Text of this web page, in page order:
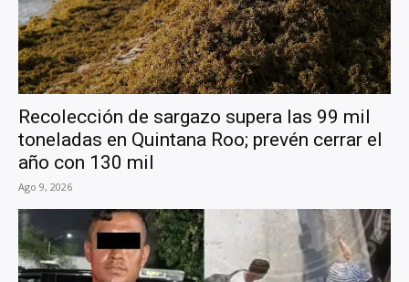
Recolección de sargazo supera las 99 mil
toneladas en Quintana Roo; prevén cerrar el
año con 130 mil
Ago 9, 2026